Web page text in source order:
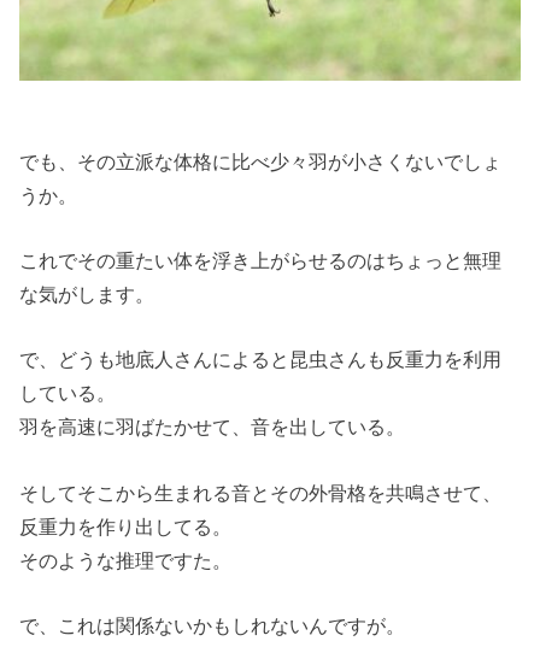
でも、その立派な体格に比べ少々羽が小さくないでしょ
うか。
これでその重たい体を浮き上がらせるのはちょっと無理
な気がします。
で、どうも地底人さんによると昆虫さんも反重力を利用
している。
羽を高速に羽ばたかせて、音を出している。
そしてそこから生まれる音とその外骨格を共鳴させて、
反重力を作り出してる。
そのような推理ですた。
で、これは関係ないかもしれないんですが。